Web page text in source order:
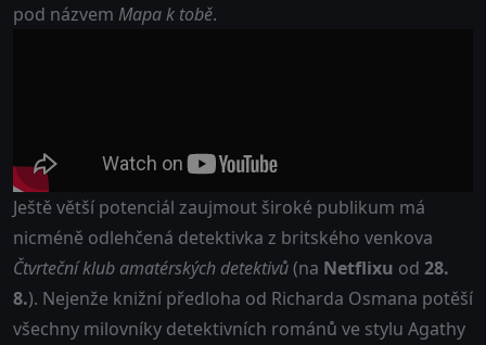
pod názvem Mapa k tobě.
Ještě větší potenciál zaujmout široké publikum má
nicméně odlehčená detektivka z britského venkova
Čtvrteční klub amatérských detektivů(na Netflixu od 28.
8.). Nejenže knižní předloha od Richarda Osmana potěší
všechny milovníky detektivních románů ve stylu Agathy